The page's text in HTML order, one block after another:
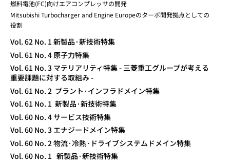
燃料電池(FC)向けエアコンプレッサの開発
Mitsubishi Turbocharger and Engine Europeのターボ開発拠点としての
役割
Vol. 62 No. 1 新製品·新技術特集
Vol. 61 No. 4 原子力特集
Vol. 61 No. 3 マテリアリティ特集 - 三菱重工グループが考える
重要課題に対する取組み -
Vol. 61 No. 2 プラント·インフラドメイン特集
Vol. 61 No. 1 新製品·新技術特集
Vol. 60 No. 4 サービス技術特集
Vol. 60 No. 3 エナジードメイン特集
Vol. 60 No. 2 物流·冷熱·ドライブシステムドメイン特集
Vol. 60 No. 1 新製品·新技術特集